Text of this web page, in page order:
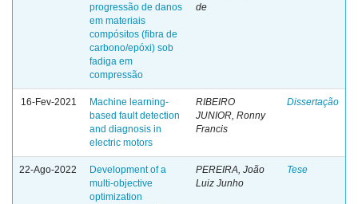
progressão de danos
em materiais
compósitos (fibra de
carbono/epóxi) sob
fadiga em
compressão
de
16-Fev-2021
Machine learning-
based fault detection
and diagnosis in
electric motors
RIBEIRO
JUNIOR, Ronny
Francis
Dissertação
22-Ago-2022
Development of a
multi-objective
optimization
PEREIRA, João
Luiz Junho
Tese